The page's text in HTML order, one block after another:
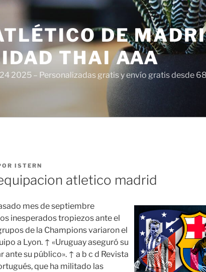
DE
THAI AAA
2025 – Personalizadas gratis y envío gratis desde
ISTERN
atletico madrid
mes de septiembre
inesperados tropiezos ante el
de la Champions variaron el
a Lyon. ↑ «Uruguay aseguró su
ante su público». ↑ a b c d Revista
que ha militado las